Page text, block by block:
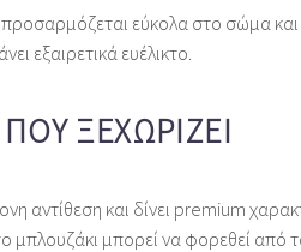
εύκολα στο σώμα
εξαιρετικά ευέλικτο.
ΞΕΧΩΡΊΖΕΙ
αντίθεση και δίνει premium
μπλουζάκι μπορεί να φορεθεί